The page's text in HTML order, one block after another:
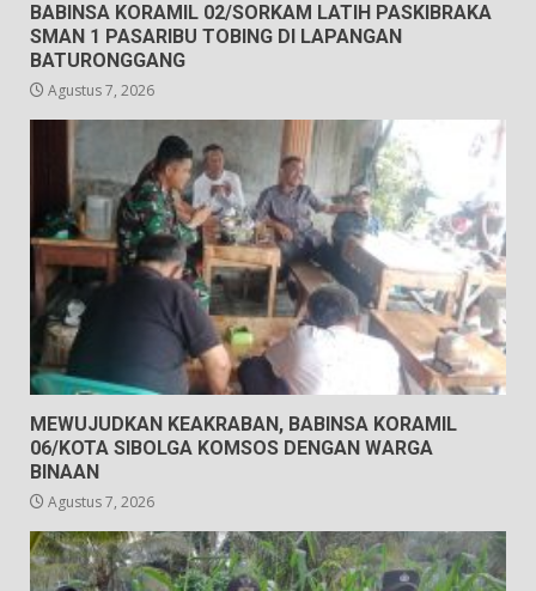
BABINSA KORAMIL 02/SORKAM LATIH PASKIBRAKA
SMAN 1 PASARIBU TOBING DI LAPANGAN
BATURONGGANG
Agustus 7, 2026
MEWUJUDKAN KEAKRABAN, BABINSA KORAMIL
06/KOTA SIBOLGA KOMSOS DENGAN WARGA
BINAAN
Agustus 7, 2026